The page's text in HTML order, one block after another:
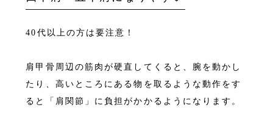
40代以上の方は要注意！
肩甲骨周辺の筋肉が硬直してくると、腕を動かし
たり、高いところにある物を取るような動作をす
ると「肩関節」に負担がかかるようになります。